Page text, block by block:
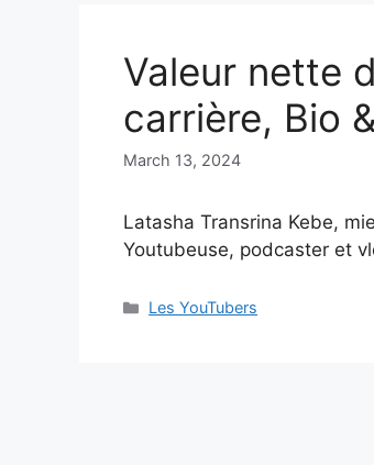
Valeur nette
carrière, Bio
March 13, 2024
Latasha Transrina Kebe,
Youtubeuse, podcaster et
Categories
Les YouTubers